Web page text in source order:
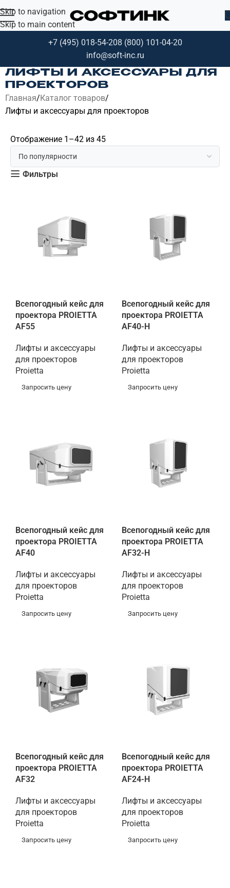
Skip to navigation
Skip to main content
+7 (495) 018-54-208 (800) 101-04-20
info@soft-inc.ru
ЛИФТЫ И АКСЕССУАРЫ ДЛЯ
ПРОЕКТОРОВ
Главная Каталог товаров
Лифты и аксессуары для проекторов
Отображение 1–42 из 45
Фильтры
Всепогодный кейс для
проектора PROIETTA
AF55
Лифты и аксессуары
для проекторов
Proietta
Запросить цену
Всепогодный кейс для
проектора PROIETTA
AF40-H
Лифты и аксессуары
для проекторов
Proietta
Запросить цену
Всепогодный кейс для
проектора PROIETTA
AF40
Лифты и аксессуары
для проекторов
Proietta
Запросить цену
Всепогодный кейс для
проектора PROIETTA
AF32-H
Лифты и аксессуары
для проекторов
Proietta
Запросить цену
Всепогодный кейс для
проектора PROIETTA
AF32
Лифты и аксессуары
для проекторов
Proietta
Запросить цену
Всепогодный кейс для
проектора PROIETTA
AF24-H
Лифты и аксессуары
для проекторов
Proietta
Запросить цену